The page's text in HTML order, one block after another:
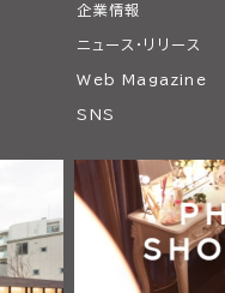
企業情報
ニュース・リリース
Web Magazine
SNS